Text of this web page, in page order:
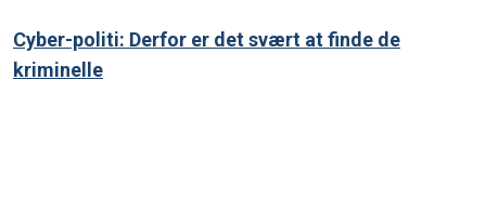
Cyber-politi: Derfor er det svært at finde de
kriminelle